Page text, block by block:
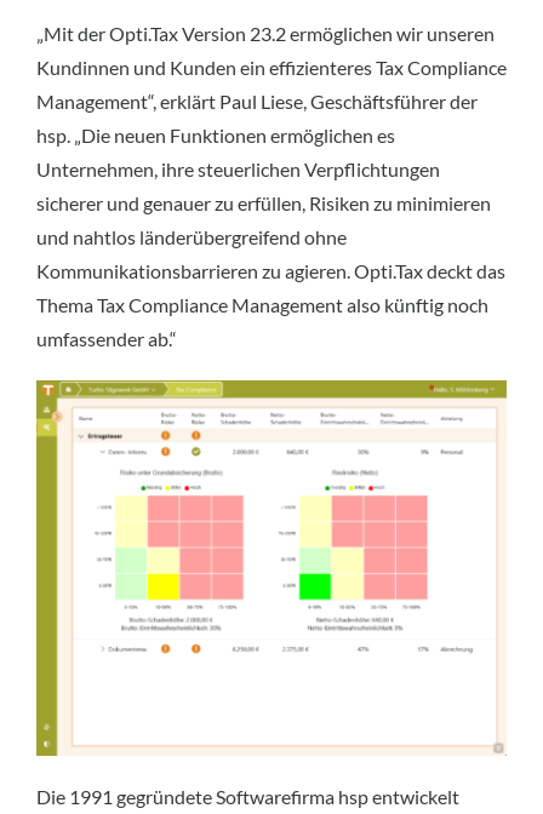
„Mit der Opti.Tax Version 23.2 ermöglichen wir unseren
Kundinnen und Kunden ein effizienteres Tax Compliance
Management“, erklärt Paul Liese, Geschäftsführer der
hsp. „Die neuen Funktionen ermöglichen es
Unternehmen, ihre steuerlichen Verpflichtungen
sicherer und genauer zu erfüllen, Risiken zu minimieren
und nahtlos länderübergreifend ohne
Kommunikationsbarrieren zu agieren. Opti.Tax deckt das
Thema Tax Compliance Management also künftig noch
umfassender ab.“
Die 1991 gegründete Softwarefirma hsp entwickelt